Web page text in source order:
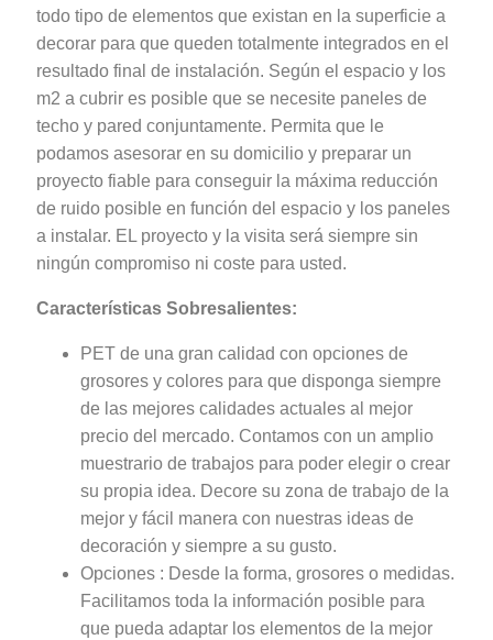
todo tipo de elementos que existan en la superficie a
decorar para que queden totalmente integrados en el
resultado final de instalación. Según el espacio y los
m2 a cubrir es posible que se necesite paneles de
techo y pared conjuntamente. Permita que le
podamos asesorar en su domicilio y preparar un
proyecto fiable para conseguir la máxima reducción
de ruido posible en función del espacio y los paneles
a instalar. EL proyecto y la visita será siempre sin
ningún compromiso ni coste para usted.
Características Sobresalientes:
PET de una gran calidad con opciones de
grosores y colores para que disponga siempre
de las mejores calidades actuales al mejor
precio del mercado. Contamos con un amplio
muestrario de trabajos para poder elegir o crear
su propia idea. Decore su zona de trabajo de la
mejor y fácil manera con nuestras ideas de
decoración y siempre a su gusto.
Opciones : Desde la forma, grosores o medidas.
Facilitamos toda la información posible para
que pueda adaptar los elementos de la mejor